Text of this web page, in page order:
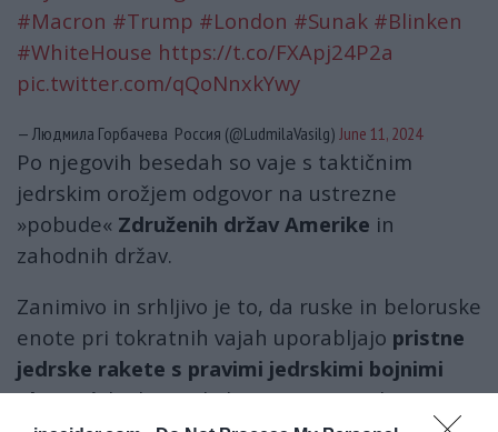
#Macron #Trump #London #Sunak #Blinken
#WhiteHouse https://t.co/FXApj24P2a
pic.twitter.com/qQoNnxkYwy
— Людмила Горбачева Россия (@LudmilaVasilg) June 11, 2024
Po njegovih besedah ​​so vaje s taktičnim
jedrskim orožjem odgovor na ustrezne
»pobude« Združenih držav Amerike in
zahodnih držav.
Zanimivo in srhljivo je to, da ruske in beloruske
enote pri tokratnih vajah uporabljajo pristne
jedrske rakete s pravimi jedrskimi bojnimi
glavami, le da pred ukazom za izstrelitev -